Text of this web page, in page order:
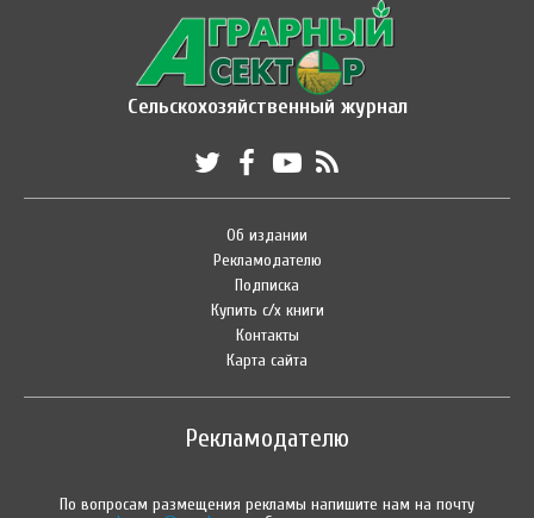
Сельскохозяйственный журнал
Об издании
Рекламодателю
Подписка
Купить с/х книги
Контакты
Карта сайта
Рекламодателю
По вопросам размещения рекламы напишите нам на почту